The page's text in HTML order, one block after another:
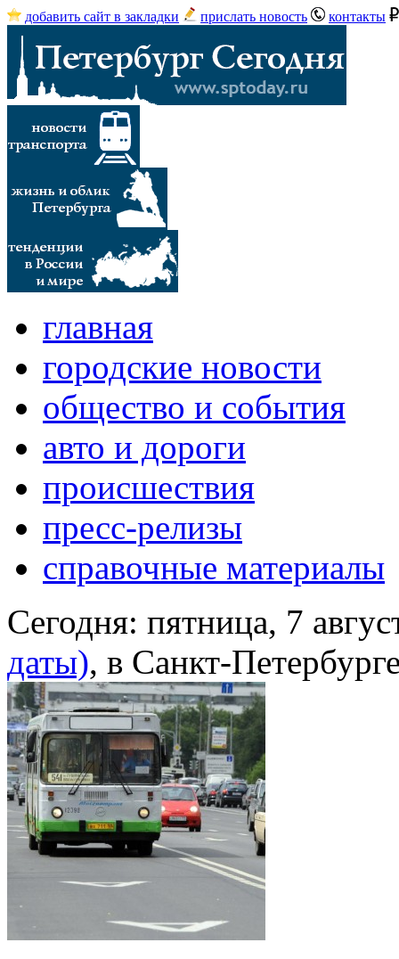
добавить сайт в закладки прислать новость контакты
главная
городские новости
общество и события
авто и дороги
происшествия
пресс-релизы
справочные материалы
Сегодня: пятница, 7
даты), в Санкт-